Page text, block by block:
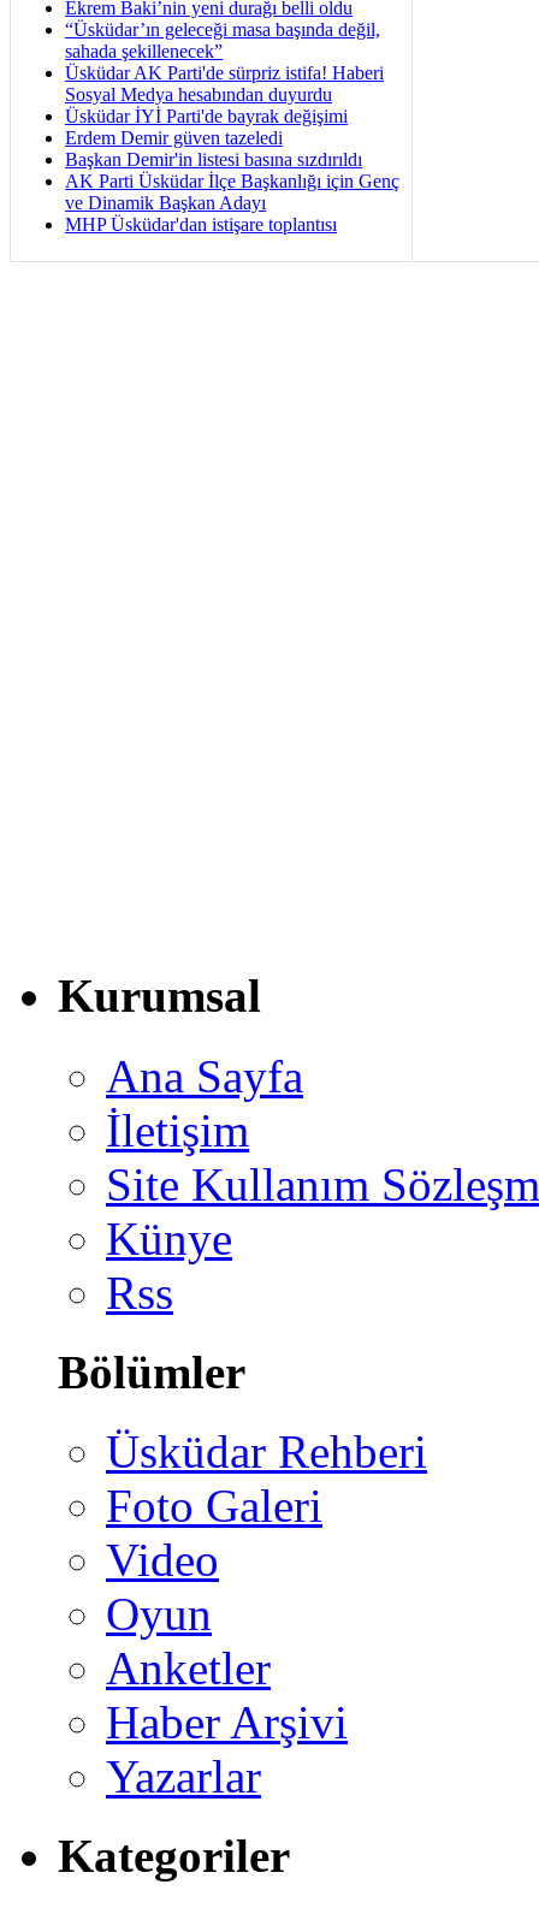
Ekrem Baki’nin yeni durağı belli oldu
“Üsküdar’ın geleceği masa başında değil,
sahada şekillenecek”
Üsküdar AK Parti'de sürpriz istifa! Haberi
Sosyal Medya hesabından duyurdu
Üsküdar İYİ Parti'de bayrak değişimi
Erdem Demir güven tazeledi
Başkan Demir'in listesi basına sızdırıldı
AK Parti Üsküdar İlçe Başkanlığı için Genç
ve Dinamik Başkan Adayı
MHP Üsküdar'dan istişare toplantısı
Kurumsal
Ana Sayfa
İletişim
Site Kullanım
Künye
Rss
Bölümler
Üsküdar Rehberi
Foto Galeri
Video
Oyun
Anketler
Haber Arşivi
Yazarlar
Kategoriler